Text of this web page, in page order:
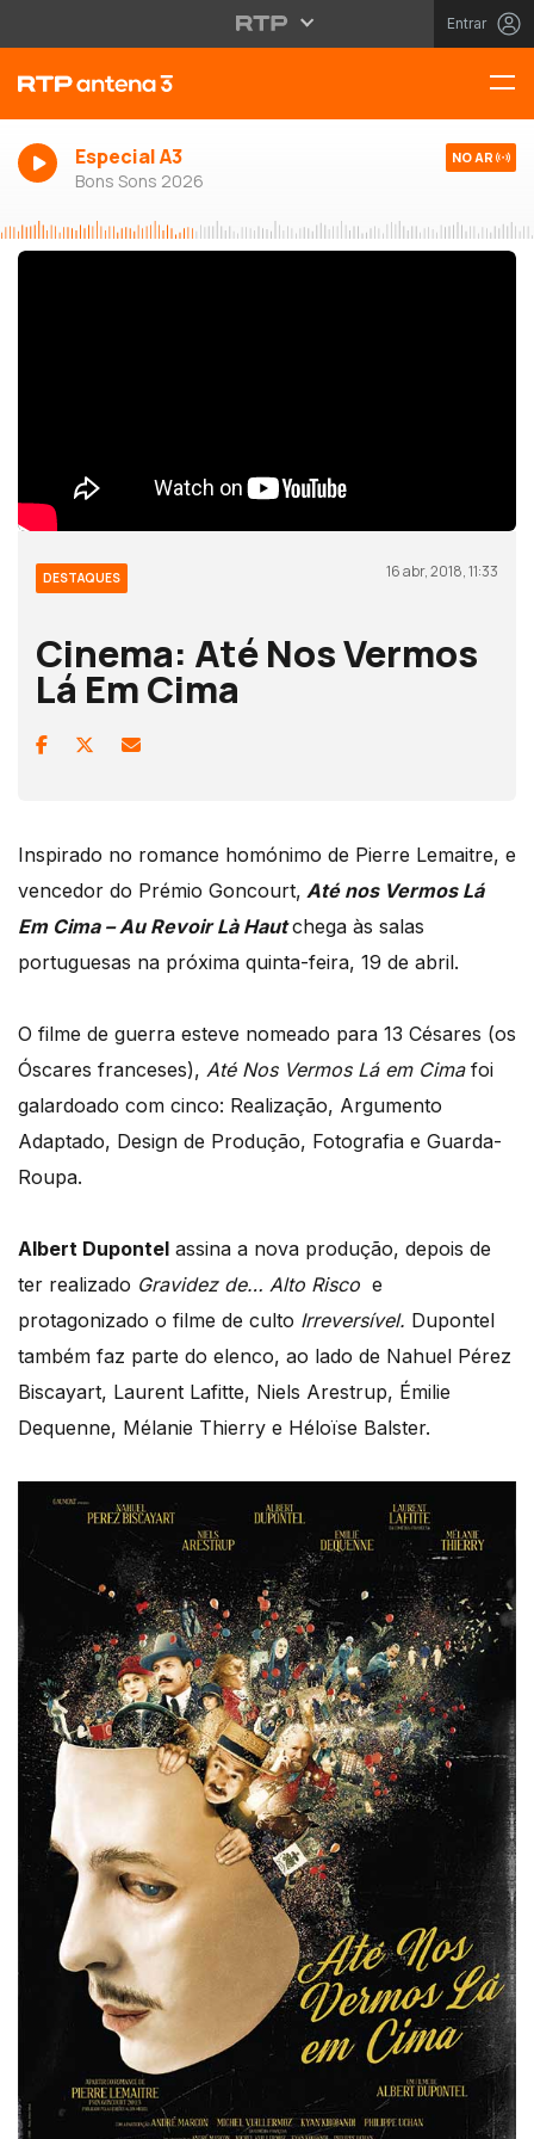
Entrar
Especial A3
Bons Sons 2026
NO AR
DESTAQUES 16 abr, 2018, 11:33
Cinema: Até Nos Vermos
Lá Em Cima
Inspirado no romance homónimo de Pierre Lemaitre, e
vencedor do Prémio Goncourt, Até nos Vermos Lá
Em Cima – Au Revoir Là Hautchega às salas
portuguesas na próxima quinta-feira, 19 de abril.
O filme de guerra esteve nomeado para 13 Césares (os
Óscares franceses), Até Nos Vermos Lá em Cimafoi
galardoado com cinco: Realização, Argumento
Adaptado, Design de Produção, Fotografia e Guarda-
Roupa.
Albert Dupontel assina a nova produção, depois de
ter realizado Gravidez de… Alto Risco e
protagonizado o filme de culto Irreversível. Dupontel
também faz parte do elenco, ao lado de Nahuel Pérez
Biscayart, Laurent Lafitte, Niels Arestrup, Émilie
Dequenne, Mélanie Thierry e Héloïse Balster.